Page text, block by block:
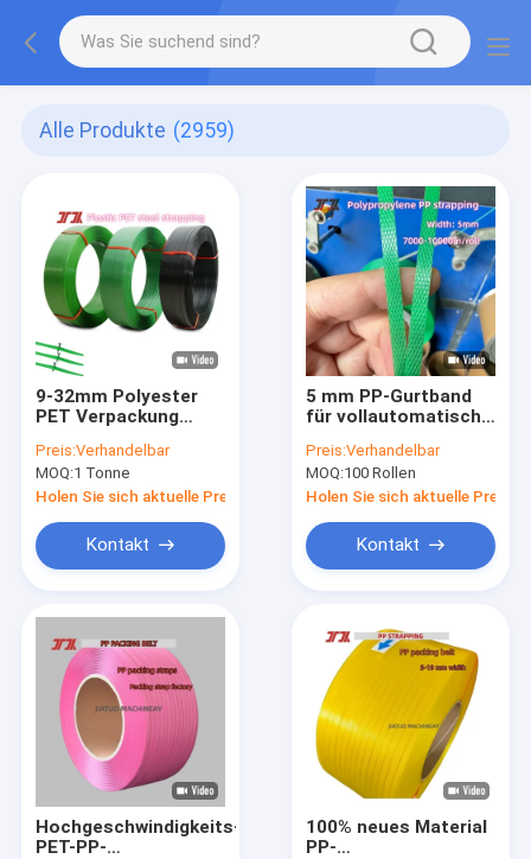
Alle Produkte (2959)
9-32mm Polyester
PET Verpackung
hoher Spannung 350-
1100kgf ersetzen
Preis:Verhandelbar
MOQ:1 Tonne
Holen Sie sich aktuelle Preis
Kontakt
5 mm PP-Gurtband
für vollautomatische
geprägter Oberfläche
Preis:Verhandelbar
MOQ:100 Rollen
Holen Sie sich aktuelle Preis
Kontakt
Hochgeschwindigkeits-
PET-PP-
100% neues Material
PP-